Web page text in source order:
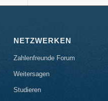
NETZWERKEN
Zahlenfreunde Forum
Weitersagen
Studieren